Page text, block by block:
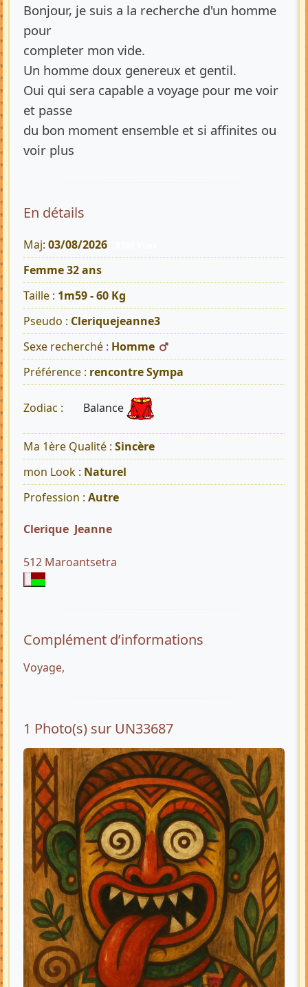
Bonjour, je suis a la recherche d'un homme
pour
completer mon vide.
Un homme doux genereux et gentil.
Oui qui sera capable a voyage pour me voir
et passe
du bon moment ensemble et si affinites ou
voir plus
En détails
Maj: 03/08/2026
Femme 32 ans
Taille : 1m59 - 60 Kg
Pseudo : Cleriquejeanne3
Sexe recherché : Homme
Préférence : rencontre Sympa
Zodiac : Balance
Ma 1ère Qualité : Sincère
mon Look : Naturel
Profession : Autre
Clerique Jeanne
512 Maroantsetra
Complément d’informations
Voyage,
1 Photo(s) sur UN33687